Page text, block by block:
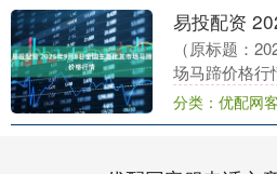
（原标题：
场马蹄价格行
最低价 大宗
司 6.00 2.00
分类：优配网